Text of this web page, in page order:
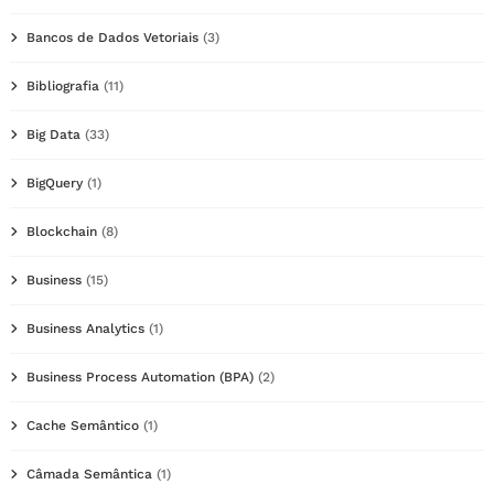
Bancos de Dados Vetoriais (3)
Bibliografia (11)
Big Data (33)
BigQuery (1)
Blockchain (8)
Business (15)
Business Analytics (1)
Business Process Automation (BPA) (2)
Cache Semântico (1)
Câmada Semântica (1)